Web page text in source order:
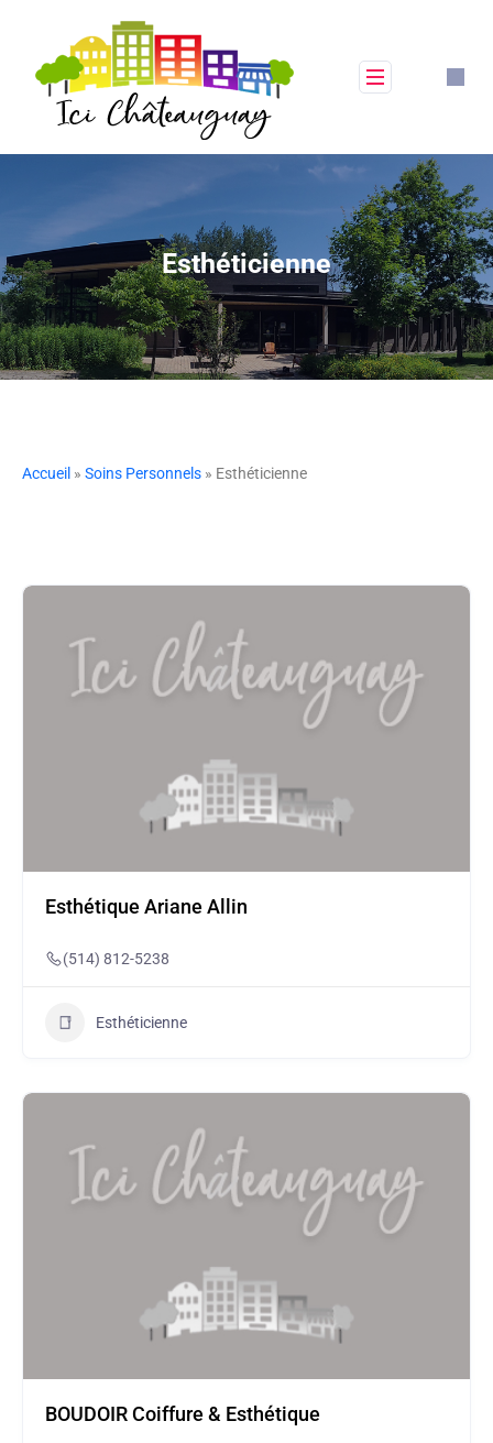
Esthéticienne
Accueil » Soins Personnels » Esthéticienne
Esthétique Ariane Allin
(514) 812-5238
Esthéticienne
BOUDOIR Coiffure & Esthétique